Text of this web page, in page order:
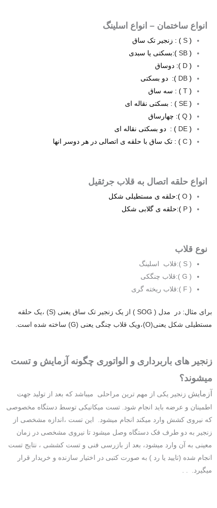
انواع ساختمان – انواع اسلینگ
(
S ) : زنجیر تک ساق
(
SB ):بسکتی یا سبدی
(
D ): دوساق
(
DB ): دو بسکتی
(
T ) : سه ساق
(
) : بسکتی نقاله ای
(
): چهارساق
(
) : دو بسکتی نقاله ای
(
C ) : تک ساق با حلقه ی اتصالی در هر دوسر انها
انواع حلقه اتصال به قلاب جرثقیل
(
O ):حلقه ی مستطیلی شکل
(
P ):حلقه ی گلابی شکل
نوع قلاب
( S ):قلاب اسلینگ
( G ):قلاب چنگکی
( F ):قلاب ریخته گری
برای مثال: در مدل ( SOG ) از یک زنجیر تک ساق یعنی (S) ،یک حلقه
مستطیلی شکل یعنی(O)،ویک قلاب چنگی یعنی (G) ساخته شده است.
زنجیر های باربرداری و الواتوری چگونه آزمایش و تست
میشوند؟
آزمایش زنجیر یکی از مهم ترین مراحلی میباشد که بعد از تولید جهت
اطمینان و عرضه باید انجام شود. تست میکانیکی توسط دستگاه مخصوصی
که نیروی کشش وارد میکند انجام میشود. این تست ،اندازه مشخصی از
زنجیر به دو طرف فک دستگاه وصل میشود تا نیروی مشخصی در زمان
معینی به آن وارد میشود، بعد از بازرسی فنی و تست کششی ، نتایج تست
انجام شده (تایید یا رد ) به صورت کتبی در اختیار سازنده و خریدار قرار
میگیرد. . .